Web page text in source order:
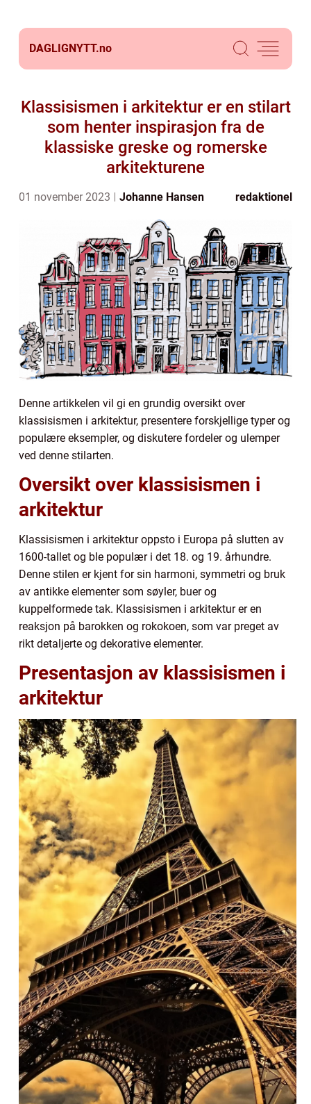
DAGLIGNYTT.no
Klassisismen i arkitektur er en stilart
som henter inspirasjon fra de
klassiske greske og romerske
arkitekturene
01 november 2023 Johanne Hansen redaktionel
Denne artikkelen vil gi en grundig oversikt over
klassisismen i arkitektur, presentere forskjellige typer og
populære eksempler, og diskutere fordeler og ulemper
ved denne stilarten.
Oversikt over klassisismen i
arkitektur
Klassisismen i arkitektur oppsto i Europa på slutten av
1600-tallet og ble populær i det 18. og 19. århundre.
Denne stilen er kjent for sin harmoni, symmetri og bruk
av antikke elementer som søyler, buer og
kuppelformede tak. Klassisismen i arkitektur er en
reaksjon på barokken og rokokoen, som var preget av
rikt detaljerte og dekorative elementer.
Presentasjon av klassisismen i
arkitektur